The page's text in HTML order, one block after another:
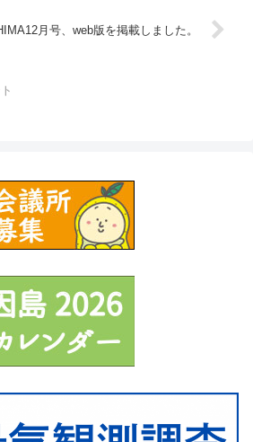
月号、web版を掲載しました。